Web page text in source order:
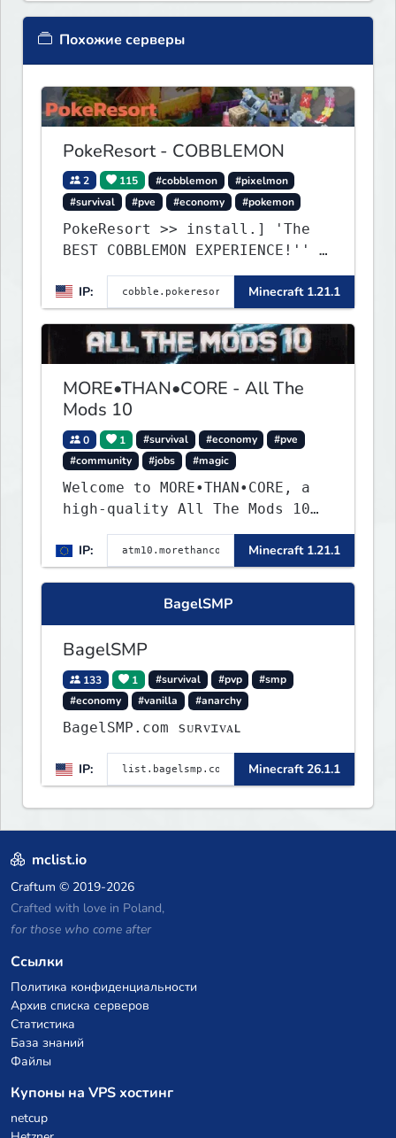
Похожие серверы
PokeResort - COBBLEMON
2 115 #cobblemon
#pixelmon
#survival
#pve #economy #pokemon
PokeResort >> install.] 'The
BEST COBBLEMON EXPERIENCE!'' -
TripAdvisor[❤
IP:
Minecraft 1.21.1
MORE•THAN•CORE - All The
Mods 10
0 1 #survival #economy
#pve
#community
#jobs #magic
Welcome to MORE•THAN•CORE, a
high-quality All The Mods 10
Minecraft server built for
players who want a smooth,
polished, and rewarding modded
IP: Minecraft 1.21.1
BagelSMP
BagelSMP
133 1 #survival #pvp
#smp
#economy
#vanilla #anarchy
BagelSMP.com ѕᴜʀᴠɪᴠᴀʟ
IP: Minecraft 26.1.1
mclist.io
Craftum © 2019-2026
Crafted with love in Poland,
for those who come after
Ссылки
Политика конфиденциальности
Архив списка серверов
Статистика
База знаний
Файлы
Купоны на VPS хостинг
netcup